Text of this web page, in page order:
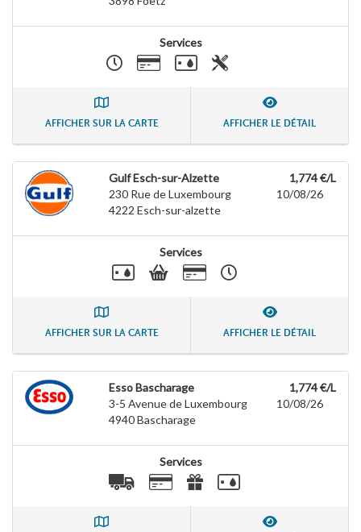
Services
AFFICHER SUR LA CARTE AFFICHER LE DÉTAIL
Gulf Esch-sur-Alzette
230 Rue de Luxembourg
4222 Esch-sur-alzette
1,774 €/L
10/08/26
Services
AFFICHER SUR LA CARTE AFFICHER LE DÉTAIL
Esso Bascharage
3-5 Avenue de Luxembourg
4940Bascharage
1,774 €/L
10/08/26
Services